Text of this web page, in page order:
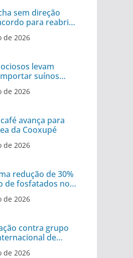
sem direção
para reabrir
de 2026
levam
suínos
de 2026
avança para
da Cooxupé
de 2026
redução de 30%
de fosfatados no
de 2026
contra grupo
de
de 2026